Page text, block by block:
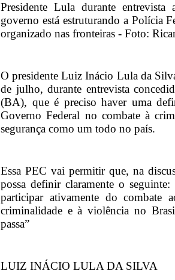
Presidente Lula durante
governo está estruturando a Polícia
organizado nas fronteiras - Foto:
O presidente Luiz Inácio Lula da
de julho, durante entrevista
(BA), que é preciso haver uma
Governo Federal no combate à
segurança como um todo no país.
Essa PEC vai permitir que, na
possa definir claramente o
participar ativamente do combate
criminalidade e à violência no
passa”
LUIZ INÁCIO LULA DA SILVA